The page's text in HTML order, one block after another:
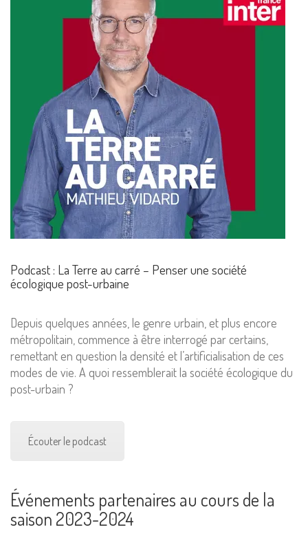
Podcast : La Terre au carré – Penser une société
écologique post-urbaine
Depuis quelques années, le genre urbain, et plus encore
métropolitain, commence à être interrogé par certains,
remettant en question la densité et l’artificialisation de ces
modes de vie. A quoi ressemblerait la société écologique du
post-urbain ?
Écouter le podcast
Événements partenaires au cours de la
saison 2023-2024